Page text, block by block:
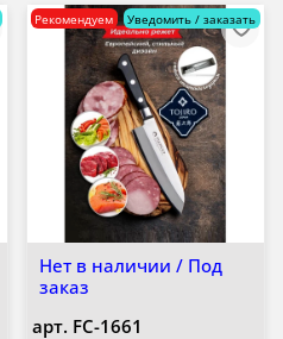
Нет в наличии / Под
заказ
Рекомендуем Уведомить / заказать
арт. FC-1661